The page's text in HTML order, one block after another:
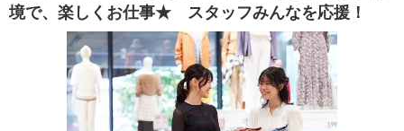
境で、楽しくお仕事★ スタッフみんなを応援！